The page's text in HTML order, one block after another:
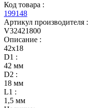
Код товара :
199148
Артикул производителя :
V32421800
Описание :
42х18
D1 :
42 мм
D2 :
18 мм
L1 :
1,5 мм